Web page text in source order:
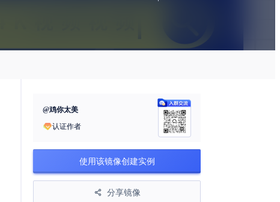
@鸡你太美
认证作者
使用该镜像创建实例
分享镜像